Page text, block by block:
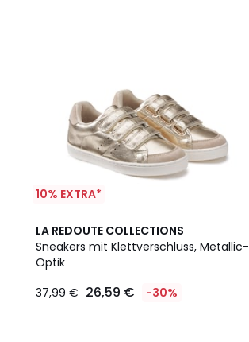
10% EXTRA*
LA REDOUTE COLLECTIONS
Sneakers mit Klettverschluss, Metallic-
Optik
37,99 € 26,59 € -30%
2,8
/ 5